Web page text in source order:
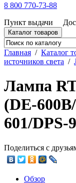
8 800 770-73-88
Пункт выдачи
Каталог товаров
Главная / Каталог
источников света /
Лампа
(DE-
601/DPS-
Поделиться с
Обзор